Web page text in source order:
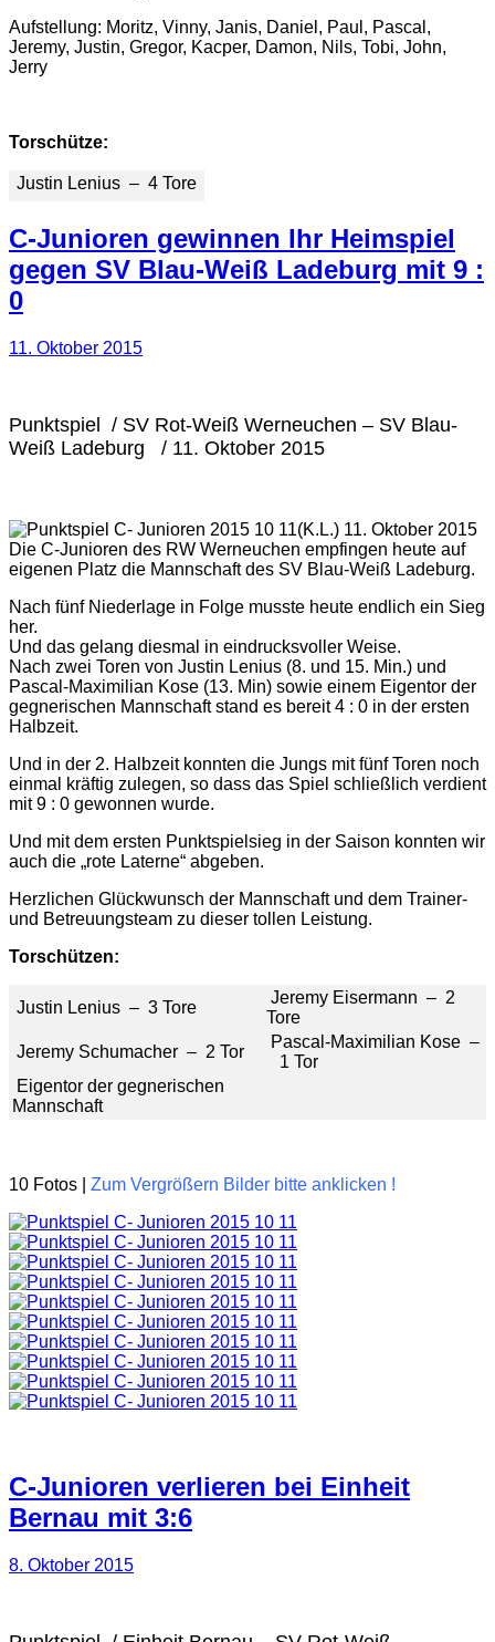
Aufstellung: Moritz, Vinny, Janis, Daniel, Paul, Pascal,
Jeremy, Justin, Gregor, Kacper, Damon, Nils, Tobi, John,
Jerry
Torschütze:
Justin Lenius – 4 Tore
C-Junioren gewinnen Ihr Heimspiel
gegen SV Blau-Weiß Ladeburg mit 9 :
0
11. Oktober 2015
Punktspiel / SV Rot-Weiß Werneuchen – SV Blau-
Weiß Ladeburg / 11. Oktober 2015
(K.L.) 11. Oktober 2015
Die C-Junioren des RW Werneuchen empfingen heute auf
eigenen Platz die Mannschaft des SV Blau-Weiß Ladeburg.
Nach fünf Niederlage in Folge musste heute endlich ein Sieg
her.
Und das gelang diesmal in eindrucksvoller Weise.
Nach zwei Toren von Justin Lenius (8. und 15. Min.) und
Pascal-Maximilian Kose (13. Min) sowie einem Eigentor der
gegnerischen Mannschaft stand es bereit 4 : 0 in der ersten
Halbzeit.
Und in der 2. Halbzeit konnten die Jungs mit fünf Toren noch
einmal kräftig zulegen, so dass das Spiel schließlich verdient
mit 9 : 0 gewonnen wurde.
Und mit dem ersten Punktspielsieg in der Saison konnten wir
auch die „rote Laterne“ abgeben.
Herzlichen Glückwunsch der Mannschaft und dem Trainer-
und Betreuungsteam zu dieser tollen Leistung.
Torschützen:
Justin Lenius – 3 Tore
Jeremy Eisermann – 2
Tore
Jeremy Schumacher – 2 Tor
Pascal-Maximilian Kose –
1 Tor
Eigentor der gegnerischen
Mannschaft
10 Fotos | Zum Vergrößern Bilder bitte anklicken !
C-Junioren verlieren bei Einheit
Bernau mit 3:6
8. Oktober 2015